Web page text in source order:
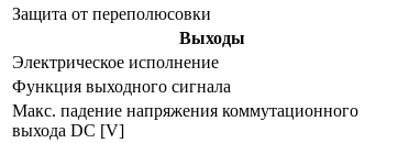
Защита от переполюсовки
Выходы
Электрическое исполнение
Функция выходного сигнала
Макс. падение напряжения коммутационного
выхода DC [V]